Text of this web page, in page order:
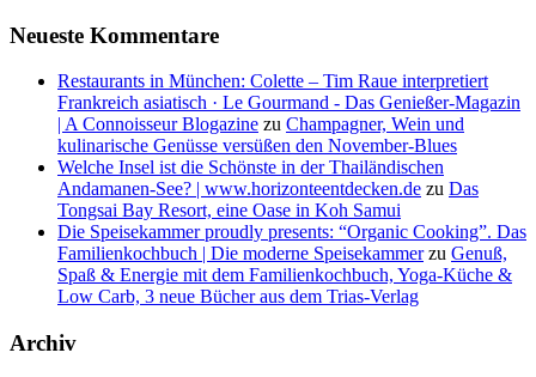
Neueste Kommentare
Restaurants in München: Colette – Tim Raue interpretiert
Frankreich asiatisch · Le Gourmand - Das Genießer-Magazin
| A Connoisseur Blogazine zu Champagner, Wein und
kulinarische Genüsse versüßen den November-Blues
Welche Insel ist die Schönste in der Thailändischen
Andamanen-See? | www.horizonteentdecken.de zu Das
Tongsai Bay Resort, eine Oase in Koh Samui
Die Speisekammer proudly presents: “Organic Cooking”. Das
Familienkochbuch | Die moderne Speisekammerzu Genuß,
Spaß & Energie mit dem Familienkochbuch, Yoga-Küche &
Low Carb, 3 neue Bücher aus dem Trias-Verlag
Archiv